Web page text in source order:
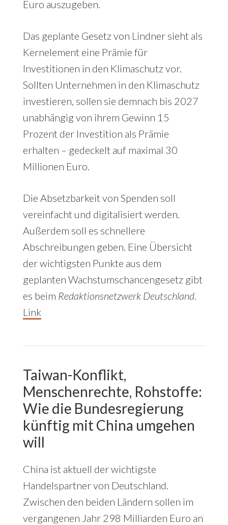
Euro auszugeben.
Das geplante Gesetz von Lindner sieht als
Kernelement eine Prämie für
Investitionen in den Klimaschutz vor.
Sollten Unternehmen in den Klimaschutz
investieren, sollen sie demnach bis 2027
unabhängig von ihrem Gewinn 15
Prozent der Investition als Prämie
erhalten – gedeckelt auf maximal 30
Millionen Euro.
Die Absetzbarkeit von Spenden soll
vereinfacht und digitalisiert werden.
Außerdem soll es schnellere
Abschreibungen geben. Eine Übersicht
der wichtigsten Punkte aus dem
geplanten Wachstumschancengesetz gibt
es beim Redaktionsnetzwerk Deutschland.
Link
Taiwan-Konflikt,
Menschenrechte, Rohstoffe:
Wie die Bundesregierung
künftig mit China umgehen
will
China ist aktuell der wichtigste
Handelspartner von Deutschland.
Zwischen den beiden Ländern sollen im
vergangenen Jahr 298 Milliarden Euro an